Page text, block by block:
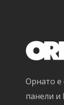
Орнато е
панели